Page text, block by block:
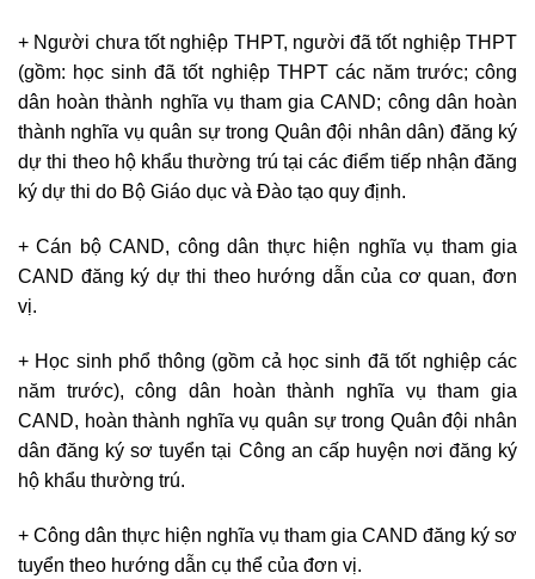
+ Người chưa tốt nghiệp THPT, người đã tốt nghiệp THPT
(gồm: học sinh đã tốt nghiệp THPT các năm trước; công
dân hoàn thành nghĩa vụ tham gia CAND; công dân hoàn
thành nghĩa vụ quân sự trong Quân đội nhân dân) đăng ký
dự thi theo hộ khẩu thường trú tại các điểm tiếp nhận đăng
ký dự thi do Bộ Giáo dục và Đào tạo quy định.
+ Cán bộ CAND, công dân thực hiện nghĩa vụ tham gia
CAND đăng ký dự thi theo hướng dẫn của cơ quan, đơn
vị.
+ Học sinh phổ thông (gồm cả học sinh đã tốt nghiệp các
năm trước), công dân hoàn thành nghĩa vụ tham gia
CAND, hoàn thành nghĩa vụ quân sự trong Quân đội nhân
dân đăng ký sơ tuyển tại Công an cấp huyện nơi đăng ký
hộ khẩu thường trú.
+ Công dân thực hiện nghĩa vụ tham gia CAND đăng ký sơ
tuyển theo hướng dẫn cụ thể của đơn vị.